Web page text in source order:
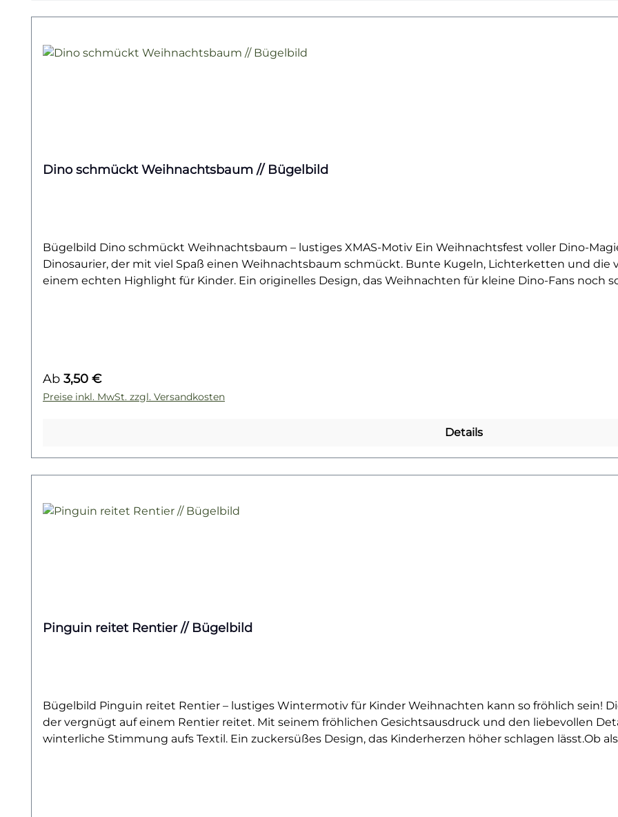
Dino schmückt Weihnachtsbaum // Bügelbild
Bügelbild Dino schmückt Weihnachtsbaum – lustiges XMAS-Motiv Ein Weihnachtsfest voller Dino-
Dinosaurier, der mit viel Spaß einen Weihnachtsbaum schmückt. Bunte Kugeln, Lichterketten und die
einem echten Highlight für Kinder. Ein originelles Design, das Weihnachten für kleine Dino-Fans noch
Dino-Kollektion – und finde dein nächstes Lieblingsmotiv!
Regulärer Preis:
Ab 3,50 €
Preise inkl. MwSt. zzgl. Versandkosten
Details
Pinguin reitet Rentier // Bügelbild
Bügelbild Pinguin reitet Rentier – lustiges Wintermotiv für Kinder Weihnachten kann so fröhlich sein!
der vergnügt auf einem Rentier reitet. Mit seinem fröhlichen Gesichtsausdruck und den liebevollen
winterliche Stimmung aufs Textil. Ein zuckersüßes Design, das Kinderherzen höher schlagen lässt.Ob